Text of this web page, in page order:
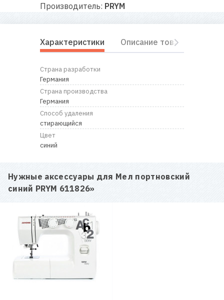
Производитель: PRYM
Характеристики Описание товара
Страна разработки
Германия
Страна производства
Германия
Способ удаления
стирающийся
Цвет
синий
Нужные аксессуары для Мел портновский
синий PRYM 611826»